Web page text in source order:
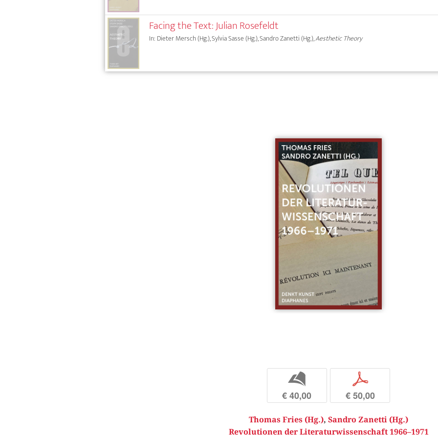
Facing the Text: Julian Rosefeldt
In: Dieter Mersch (Hg.), Sylvia Sasse (Hg.), Sandro Zanetti (Hg.),Aesthetic Theory
b
€ 40,00
p
€ 50,00
Thomas Fries (Hg.), Sandro Zanetti (Hg.)
Revolutionen der Literaturwissenschaft 1966–1971